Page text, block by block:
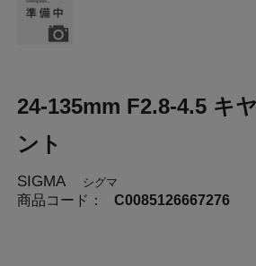
24-135mm F2.8-4.5 キ
ント
SIGMA シグマ
商品コード： C0085126667276